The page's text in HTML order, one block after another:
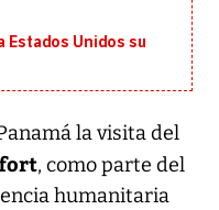
Estados Unidos su
la visita del
, como parte del
humanitaria